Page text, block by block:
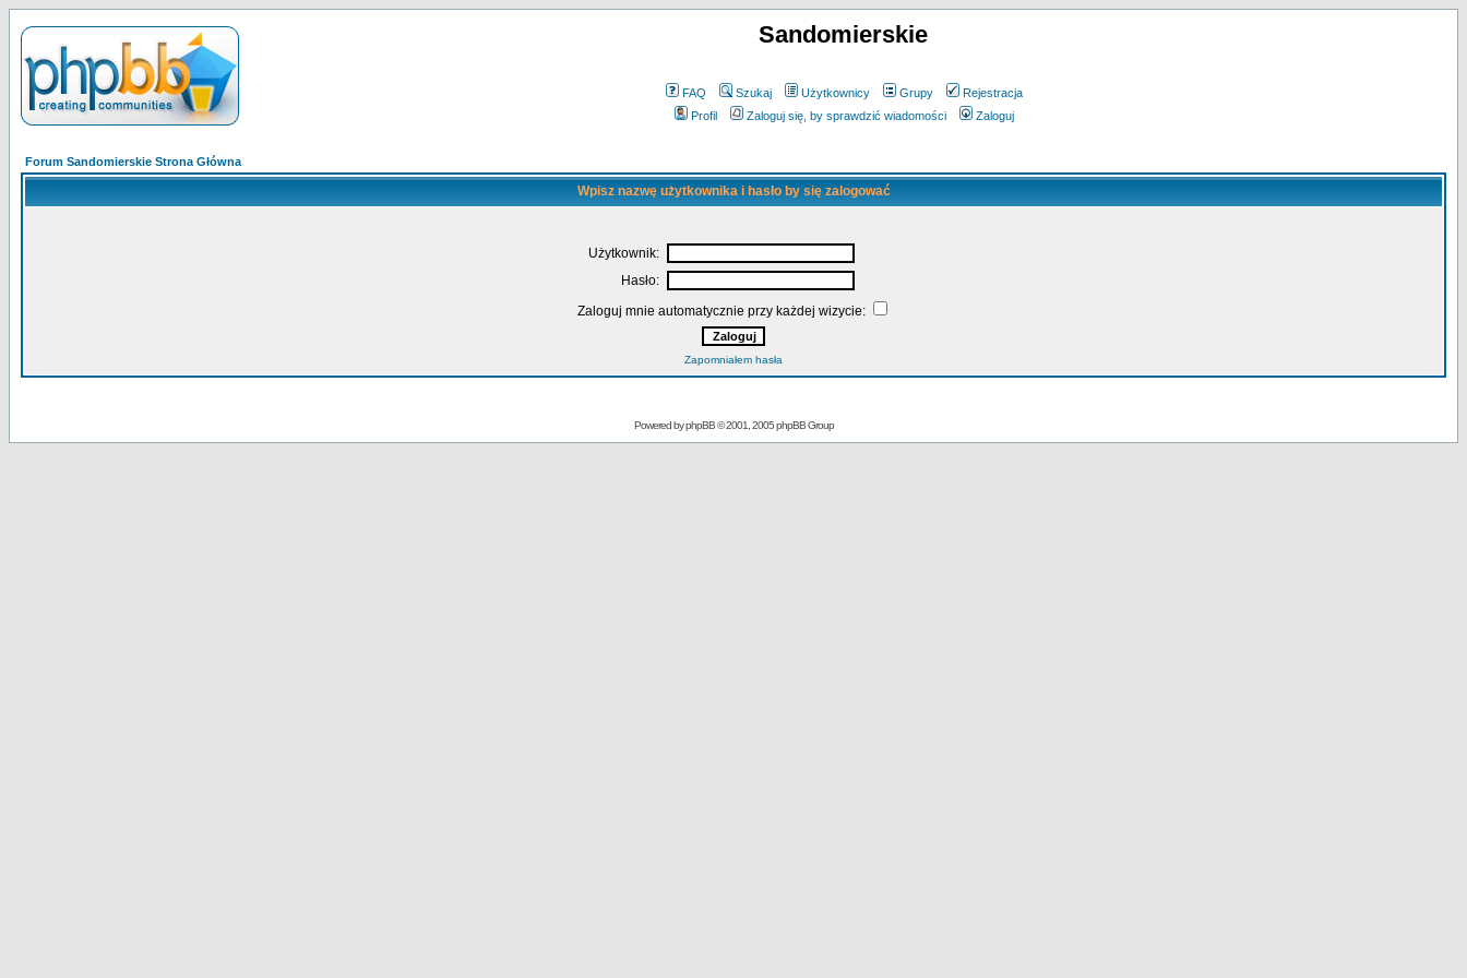
Sandomierskie
FAQ Szukaj Użytkownicy Grupy
Rejestracja
Profil
Zaloguj się, by sprawdzić wiadomości Zaloguj
Forum Sandomierskie Strona Główna
Wpisz nazwę użytkownika i hasło by się zalogować
Użytkownik:
Hasło:
Zaloguj mnie automatycznie przy każdej wizycie:
Zapomniałem hasła
Powered byphpBB© 2001, 2005 phpBB Group